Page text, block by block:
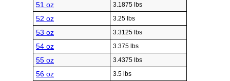
51 oz
3.1875 lbs
52 oz 3.25 lbs
53 oz 3.3125 lbs
54 oz 3.375 lbs
55 oz 3.4375 lbs
56 oz 3.5 lbs